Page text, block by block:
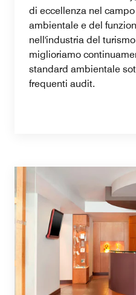
di eccellenza nel
ambientale e del
nell'industria del
miglioriamo
standard ambientale
frequenti audit.